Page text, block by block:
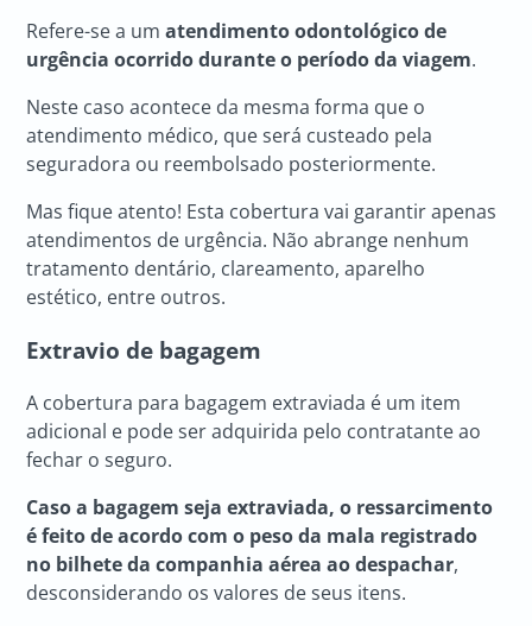
Refere-se a umatendimento odontológico de
urgência ocorrido durante o período da viagem.
Neste caso acontece da mesma forma que o
atendimento médico, que será custeado pela
seguradora ou reembolsado posteriormente.
Mas fique atento! Esta cobertura vai garantir apenas
atendimentos de urgência. Não abrange nenhum
tratamento dentário, clareamento, aparelho
estético, entre outros.
Extravio de bagagem
A cobertura para bagagem extraviada é um item
adicional e pode ser adquirida pelo contratante ao
fechar o seguro.
Caso a bagagem seja extraviada, o ressarcimento
é feito de acordo com o peso da mala registrado
no bilhete da companhia aérea ao despachar,
desconsiderando os valores de seus itens.